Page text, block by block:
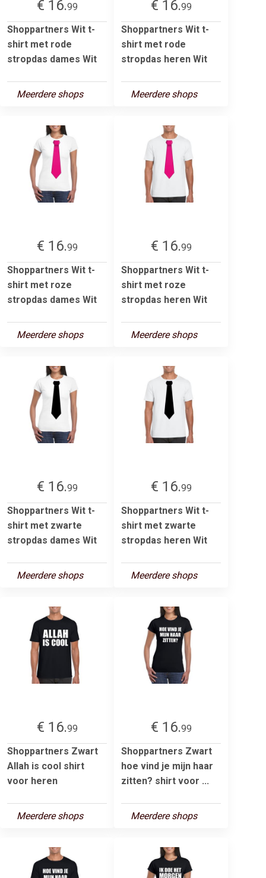
€ 16.99
Shoppartners Wit t-
shirt met rode
stropdas dames Wit
Meerdere shops
€ 16.99
Shoppartners Wit t-
shirt met rode
stropdas heren Wit
Meerdere shops
€ 16.99
Shoppartners Wit t-
shirt met roze
stropdas dames Wit
Meerdere shops
€ 16.99
Shoppartners Wit t-
shirt met roze
stropdas heren Wit
Meerdere shops
€ 16.99
Shoppartners Wit t-
shirt met zwarte
stropdas dames Wit
Meerdere shops
€ 16.99
Shoppartners Wit t-
shirt met zwarte
stropdas heren Wit
Meerdere shops
€ 16.99
Shoppartners Zwart
Allah is cool shirt
voor heren
Meerdere shops
€ 16.99
Shoppartners Zwart
hoe vind je mijn haar
zitten? shirt voor ...
Meerdere shops